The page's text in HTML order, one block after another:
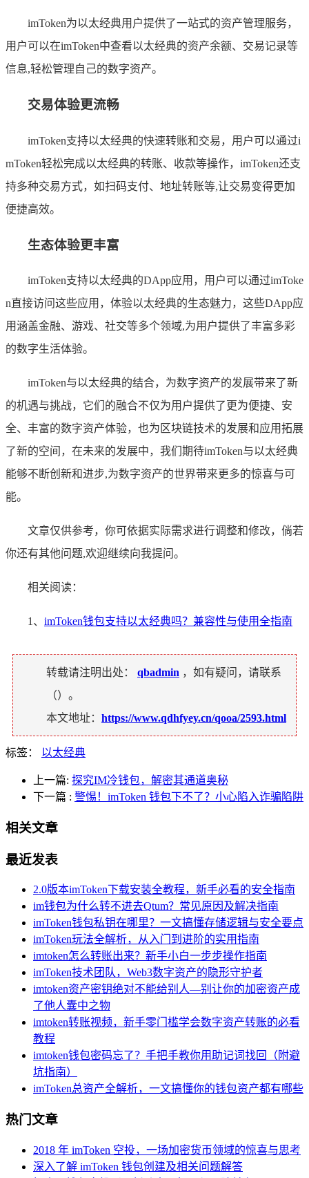
imToken为以太经典用户提供了一站式的资产管理服务，
用户可以在imToken中查看以太经典的资产余额、交易记录等
信息,轻松管理自己的数字资产。
交易体验更流畅
imToken支持以太经典的快速转账和交易，用户可以通过i
mToken轻松完成以太经典的转账、收款等操作，imToken还支
持多种交易方式，如扫码支付、地址转账等,让交易变得更加
便捷高效。
生态体验更丰富
imToken支持以太经典的DApp应用，用户可以通过imToke
n直接访问这些应用，体验以太经典的生态魅力，这些DApp应
用涵盖金融、游戏、社交等多个领域,为用户提供了丰富多彩
的数字生活体验。
imToken与以太经典的结合，为数字资产的发展带来了新
的机遇与挑战，它们的融合不仅为用户提供了更为便捷、安
全、丰富的数字资产体验，也为区块链技术的发展和应用拓展
了新的空间，在未来的发展中，我们期待imToken与以太经典
能够不断创新和进步,为数字资产的世界带来更多的惊喜与可
能。
文章仅供参考，你可依据实际需求进行调整和修改，倘若
你还有其他问题,欢迎继续向我提问。
相关阅读：
1、 imToken钱包支持以太经典吗？兼容性与使用全指南
转载请注明出处： qbadmin ，如有疑问，请联系
（）。
本文地址： https://www.qdhfyey.cn/qooa/2593.html
标签： 以太经典
上一篇: 探究IM冷钱包，解密其通道奥秘
下一篇 : 警惕！imToken 钱包下不了？小心陷入诈骗陷阱
相关文章
最近发表
2.0版本imToken下载安装全教程，新手必看的安全指南
im钱包为什么转不进去Qtum？常见原因及解决指南
imToken钱包私钥在哪里？一文搞懂存储逻辑与安全要点
imToken玩法全解析，从入门到进阶的实用指南
imtoken怎么转账出来？新手小白一步步操作指南
imToken技术团队，Web3数字资产的隐形守护者
imtoken资产密钥绝对不能给别人—别让你的加密资产成
了他人囊中之物
imtoken转账视频，新手零门槛学会数字资产转账的必看
教程
imtoken钱包密码忘了？手把手教你用助记词找回（附避
坑指南）
imToken总资产全解析，一文搞懂你的钱包资产都有哪些
热门文章
2018 年 imToken 空投，一场加密货币领域的惊喜与思考
深入了解 imToken 钱包创建及相关问题解答